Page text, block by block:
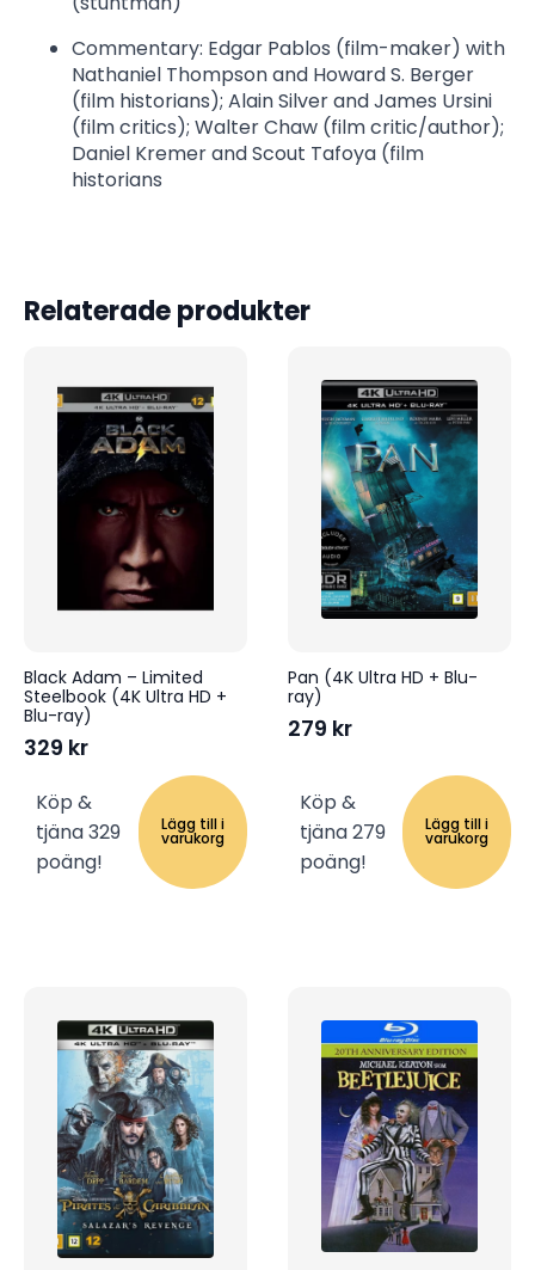
Commentary: Edgar Pablos (film-maker) with
Nathaniel Thompson and Howard S. Berger
(film historians); Alain Silver and James Ursini
(film critics); Walter Chaw (film critic/author);
Daniel Kremer and Scout Tafoya (film
historians
Relaterade produkter
Black Adam – Limited
Steelbook (4K Ultra HD +
Blu-ray)
329 kr
Köp &
tjäna 329
poäng!
Lägg till i
varukorg
Pan (4K Ultra HD + Blu-
ray)
279 kr
Köp &
tjäna 279
poäng!
Lägg till i
varukorg